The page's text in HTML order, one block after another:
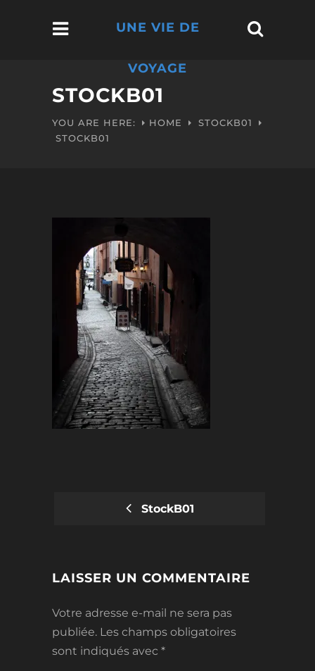
UNE VIE DE
VOYAGE
STOCKB01
YOU ARE HERE: HOME
STOCKB01
STOCKB01
StockB01
LAISSER UN COMMENTAIRE
Votre adresse e-mail ne sera pas
publiée. Les champs obligatoires
sont indiqués avec *